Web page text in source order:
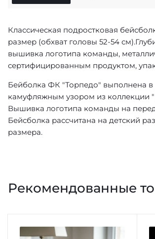
Классическая подростковая
размер (обхват головы 52-54
вышивка логотипа команды,
сертифицированным продуктом,
Бейболка ФК "Торпедо" выполнена в
камуфляжным узором из коллекции
Вышивка логотипа команды на
Бейсболка рассчитана на детский
размера.
Рекомендованные